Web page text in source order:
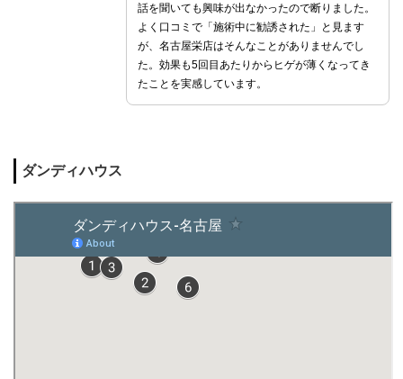
話を聞いても興味が出なかったので断りました。
よく口コミで「施術中に勧誘された」と見ます
が、名古屋栄店はそんなことがありませんでし
た。効果も5回目あたりからヒゲが薄くなってき
たことを実感しています。
ダンディハウス